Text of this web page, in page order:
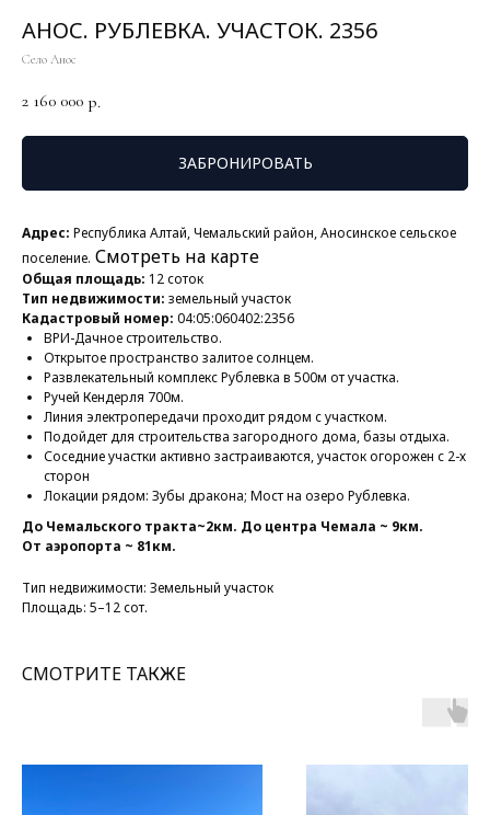
АНОС. РУБЛЕВКА. УЧАСТОК. 2356
Село Анос
2 160 000 р.
ЗАБРОНИРОВАТЬ
Адрес: Республика Алтай, Чемальский район, Аносинское сельское
поселение. Смотреть на карте
Общая площадь: 12 соток
Тип недвижимости: земельный участок
Кадастровый номер: 04:05:060402:2356
ВРИ-Дачное строительство.
Открытое пространство залитое солнцем.
Развлекательный комплекс Рублевка в 500м от участка.
Ручей Кендерля 700м.
Линия электропередачи проходит рядом с участком.
Подойдет для строительства загородного дома, базы отдыха.
Соседние участки активно застраиваются, участок огорожен с 2-х
сторон
Локации рядом: Зубы дракона; Мост на озеро Рублевка.
До Чемальского тракта~2км. До центра Чемала ~ 9км.
От аэропорта ~ 81км.
Тип недвижимости: Земельный участок
Площадь: 5–12 сот.
СМОТРИТЕ ТАКЖЕ